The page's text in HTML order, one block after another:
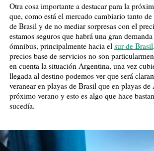
Otra cosa importante a destacar para la
que, como está el mercado cambiario tanto
de Brasil y de no mediar sorpresas con el
estamos seguros que habrá una gran
ómnibus, principalmente hacia el sur de Brasil
precios base de servicios no son
en cuenta la situación Argentina, una vez
llegada al destino podemos ver que será
veranear en playas de Brasil que en playas de
próximo verano y esto es algo que hace
sucedía.